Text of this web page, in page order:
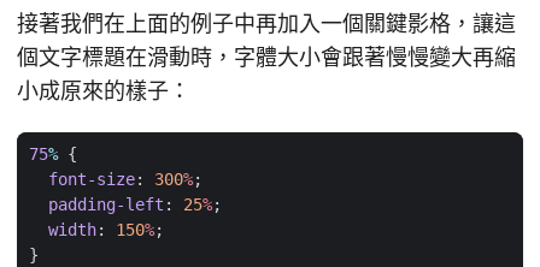
接著我們在上面的例子中再加入一個關鍵影格，讓這
個文字標題在滑動時，字體大小會跟著慢慢變大再縮
小成原來的樣子：
75% {
font-size: 300%;
padding-left : 25%;
width: 150%;
}